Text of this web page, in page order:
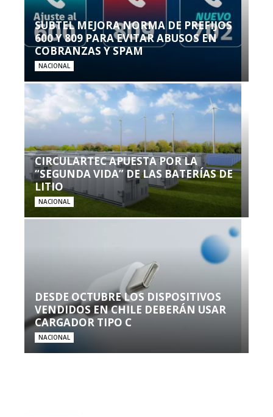
SUBTEL MEJORA NORMA DE PREFIJOS
600 Y 809 PARA EVITAR ABUSOS EN
COBRANZAS Y SPAM
NACIONAL
CIRCULARTEC APUESTA POR LA
“SEGUNDA VIDA” DE LAS BATERÍAS DE
LITIO
NACIONAL
DESDE OCTUBRE LOS DISPOSITIVOS
VENDIDOS EN CHILE DEBERÁN USAR
CARGADOR TIPO C
NACIONAL